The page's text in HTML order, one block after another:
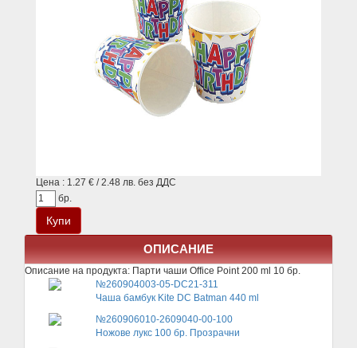
Цена : 1.27 € / 2.48 лв. без ДДС
бр.
ОПИСАНИЕ
Описание на продукта: Парти чаши Office Point 200 ml 10 бр.
№260904003-05-DC21-311
Чаша бамбук Kite DC Batman 440 ml
№260906010-2609040-00-100
Ножове лукс 100 бр. Прозрачни